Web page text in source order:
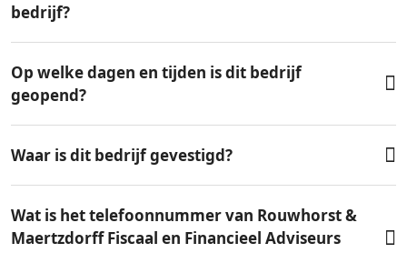
bedrijf?
Op welke dagen en tijden is dit bedrijf
geopend?
Waar is dit bedrijf gevestigd?
Wat is het telefoonnummer van Rouwhorst &
Maertzdorff Fiscaal en Financieel Adviseurs